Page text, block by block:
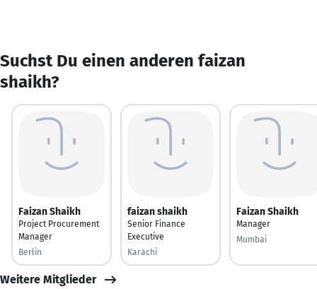
Suchst Du einen anderen faizan
shaikh?
Faizan Shaikh
Project Procurement
Manager
Berlin
faizan shaikh
Senior Finance
Executive
Karachi
Faizan Shaikh
Manager
Mumbai
Weitere Mitglieder